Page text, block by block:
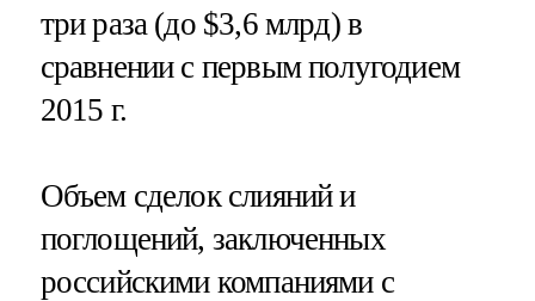
три раза (до $3,6 млрд) в
сравнении с первым полугодием
2015 г.
Объем сделок слияний и
поглощений, заключенных
российскими компаниями с